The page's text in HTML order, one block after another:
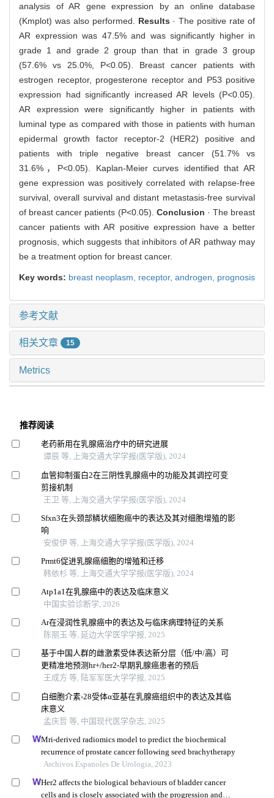
analysis of AR gene expression by an online database
(Kmplot) was also performed. Results · The positive rate of
AR expression was 47.5% and was significantly higher in
grade 1 and grade 2 group than that in grade 3 group
(57.6% vs 25.0%, P<0.05). Breast cancer patients with
estrogen receptor, progesterone receptor and P53 positive
expression had significantly increased AR levels (P<0.05).
AR expression were significantly higher in patients with
luminal type as compared with those in patients with human
epidermal growth factor receptor-2 (HER2) positive and
patients with triple negative breast cancer (51.7% vs
31.6%，P<0.05). Kaplan-Meier curves identified that AR
gene expression was positively correlated with relapse-free
survival, overall survival and distant metastasis-free survival
of breast cancer patients (P<0.05). Conclusion · The breast
cancer patients with AR positive expression have a better
prognosis, which suggests that inhibitors of AR pathway may
be a treatment option for breast cancer.
Key words: breast neoplasm, receptor, androgen, prognosis
参考文献
相关文章 15
Metrics
推荐阅读
老药新用在乳腺癌治疗中的研究进展
谭辰 等, 上海交通大学学报(医学版), 2024
血管抑制蛋白2在三阴性乳腺癌中的功能及其调控可变
剪接机制
王卫 等, 上海交通大学学报(医学版), 2024
Sfxn3在头颈部鳞状细胞癌中的表达及其对细胞增殖的影
响
安俊伊 等, 上海交通大学学报(医学版), 2024
Prmt6促进乳腺癌细胞的增殖和迁移
韩依杉 等, 上海交通大学学报(医学版), 2024
Atp1a1在乳腺癌中的表达及临床意义
中国实验诊断学, 2026
Ar在浸润性乳腺癌中的表达及与临床病理特征的关系
陈丽玉 等, 延边大学医学学报, 2025
基于中国人群的雌激素受体表达新分层（低/中/高）可
更精准地预测hr+/her2-早期乳腺癌患者的预后
王成方 等, 陆军军医大学学报, 2025
白细胞介素-28受体α亚基在乳腺癌组织中的表达及其临
床意义
孟庆哲 等, 中国现代医学杂志, 2025
Mri-derived radiomics model to predict the biochemical
recurrence of prostate cancer following seed brachytherapy
Archivos Espanoles De Urologia, 2023
Her2 affects the biological behaviours of bladder cancer
cells and is closely associated with the progression and